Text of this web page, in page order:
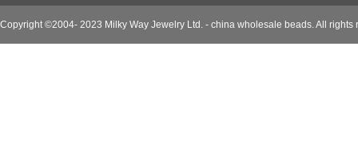
Copyright ©2004- 2023 Milky Way Jewelry Ltd. - china wholesale beads. All rights